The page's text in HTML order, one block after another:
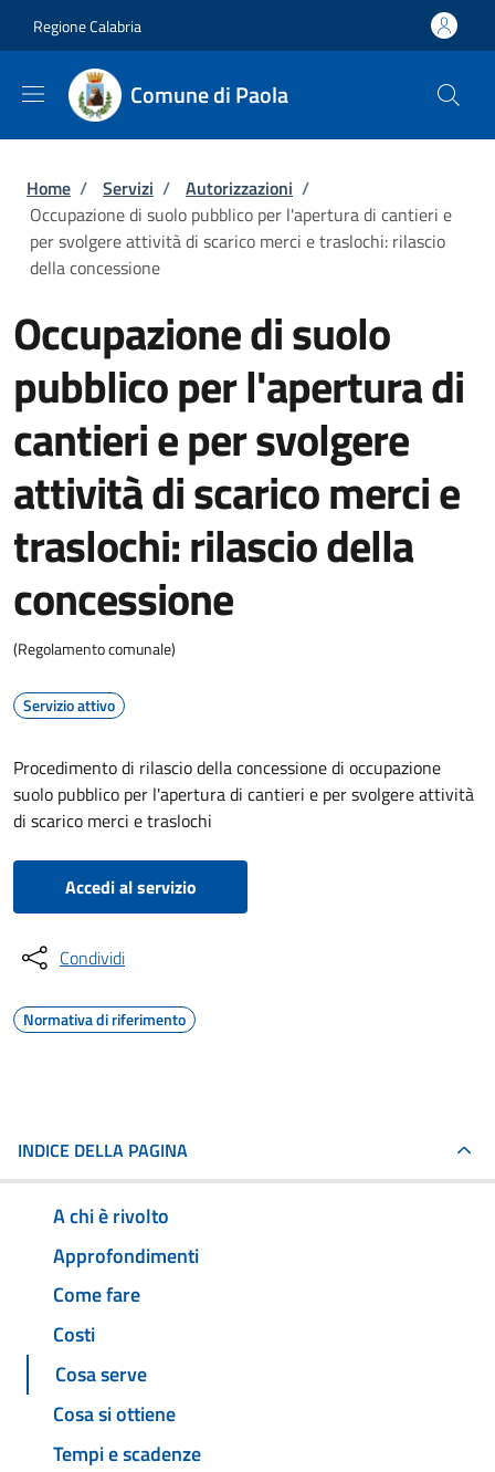
Regione Calabria
Comune di Paola
Briciole di pane
Home / Servizi / Autorizzazioni /
Occupazione di suolo pubblico per l'apertura di cantieri e
per svolgere attività di scarico merci e traslochi: rilascio
della concessione
Occupazione di suolo
pubblico per l'apertura di
cantieri e per svolgere
attività di scarico merci e
traslochi: rilascio della
concessione
(Regolamento comunale)
Servizio attivo
Procedimento di rilascio della concessione di occupazione
suolo pubblico per l'apertura di cantieri e per svolgere attività
di scarico merci e traslochi
Accedi al servizio
Condividi
Normativa di riferimento
INDICE DELLA PAGINA
A chi è rivolto
Approfondimenti
Come fare
Costi
Cosa serve
Cosa si ottiene
Tempi e scadenze